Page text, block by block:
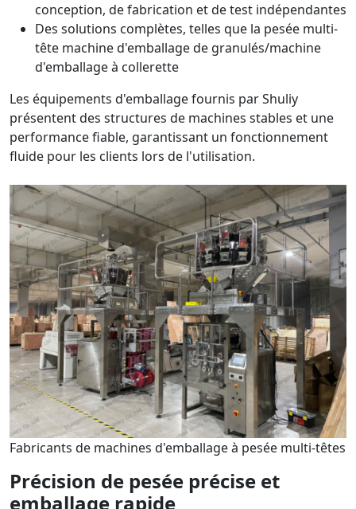
conception, de fabrication et de test indépendantes
Des solutions complètes, telles que la pesée multi-
tête machine d'emballage de granulés/machine
d'emballage à collerette
Les équipements d'emballage fournis par Shuliy
présentent des structures de machines stables et une
performance fiable, garantissant un fonctionnement
fluide pour les clients lors de l'utilisation.
Fabricants de machines d'emballage à pesée multi-têtes
Précision de pesée précise et
emballage rapide